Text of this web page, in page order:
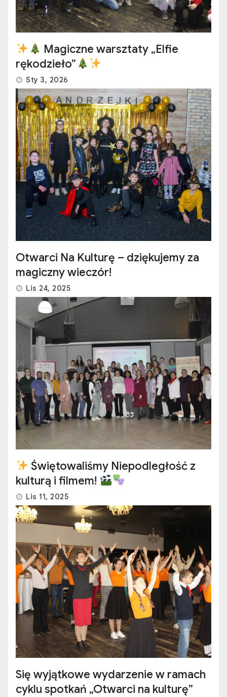
Magiczne warsztaty „Elfie
rękodzieło”
Sty 3, 2026
Otwarci Na Kulturę – dziękujemy za
magiczny wieczór!
Lis 24, 2025
Świętowaliśmy Niepodległość z
kulturą i filmem!
Lis 11, 2025
Się wyjątkowe wydarzenie w ramach
cyklu spotkań „Otwarci na kulturę”